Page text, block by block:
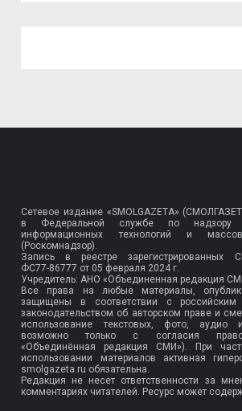
Сетевое издание «SMOLGAZETA»
в Федеральной службе по
информационных технологий и
(Роскомнадзор).
Запись в реестре
ФС77-86777 от 05 февраля 2024 г.
Учредитель: АНО «Объединенная редакция
Все права на любые материалы,
защищены в соответствии с
законодательством об авторском праве и
использование текстовых, фото, аудио
возможно только с согласия
«Объединённая редакция СМИ»). При
использовании материалов активная
smolgazeta.ru обязательна.
Редакция не несет ответственности за
комментариях читателей. Ресурс может